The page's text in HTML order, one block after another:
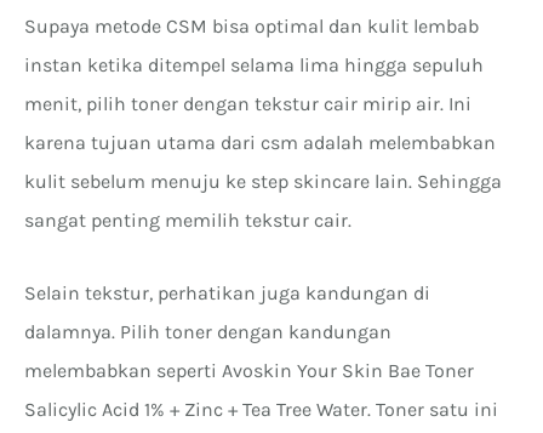
Supaya metode CSM bisa optimal dan kulit lembab
instan ketika ditempel selama lima hingga sepuluh
menit, pilih toner dengan tekstur cair mirip air. Ini
karena tujuan utama dari csm adalah melembabkan
kulit sebelum menuju ke step skincare lain. Sehingga
sangat penting memilih tekstur cair.
Selain tekstur, perhatikan juga kandungan di
dalamnya. Pilih toner dengan kandungan
melembabkan seperti Avoskin Your Skin Bae Toner
Salicylic Acid 1% + Zinc + Tea Tree Water. Toner satu ini